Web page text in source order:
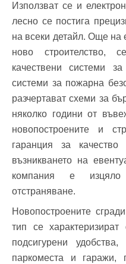
Добре дошъл!
Вход
Използват се и
лесно се постига
на всеки детайл. Още на
ново строителство,
качествени системи
системи за пожарна
разчертават схеми за
няколко години от
новопостроените и
гаранция за
възникването на
компания е изцяло
отстраняване.
Новопостроените
тип се
подсигурени удобства,
паркоместа и гаражи,